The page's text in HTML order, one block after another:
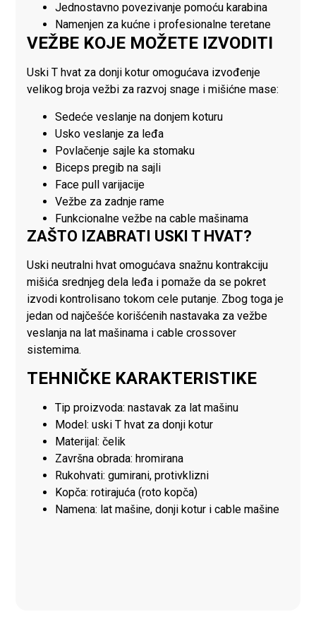
Jednostavno povezivanje pomoću karabina
Namenjen za kućne i profesionalne teretane
VEŽBE KOJE MOŽETE IZVODITI
Uski T hvat za donji kotur omogućava izvođenje
velikog broja vežbi za razvoj snage i mišićne mase:
Sedeće veslanje na donjem koturu
Usko veslanje za leđa
Povlačenje sajle ka stomaku
Biceps pregib na sajli
Face pull varijacije
Vežbe za zadnje rame
Funkcionalne vežbe na cable mašinama
ZAŠTO IZABRATI USKI T HVAT?
Uski neutralni hvat omogućava snažnu kontrakciju
mišića srednjeg dela leđa i pomaže da se pokret
izvodi kontrolisano tokom cele putanje. Zbog toga je
jedan od najčešće korišćenih nastavaka za vežbe
veslanja na lat mašinama i cable crossover
sistemima.
TEHNIČKE KARAKTERISTIKE
Tip proizvoda: nastavak za lat mašinu
Model: uski T hvat za donji kotur
Materijal: čelik
Završna obrada: hromirana
Rukohvati: gumirani, protivklizni
Kopča: rotirajuća (roto kopča)
Namena: lat mašine, donji kotur i cable mašine